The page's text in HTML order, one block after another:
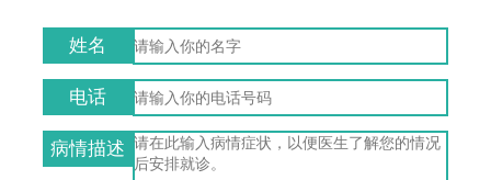
姓名
电话
病情描述